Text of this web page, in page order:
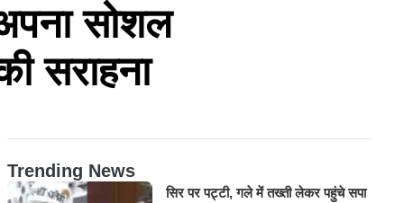
सोशल
सराहना
Trending News
सिर पर पट्टी, गले में तख्ती लेकर पहुंचे सपा